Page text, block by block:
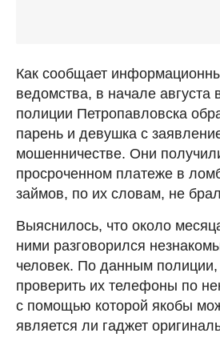
Как сообщает
ведомства, в начале августа
полиции Петропавловска
парень и девушка с
мошенничестве. Они
просроченном платеже в
займов, по их словам, не
Выяснилось, что около
ними разговорился
человек. По данным
проверить их телефоны по
с помощью которой якобы
является ли гаджет